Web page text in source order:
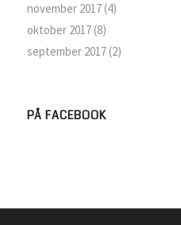
november 2017(4)
oktober 2017(8)
september 2017(2)
PÅ FACEBOOK